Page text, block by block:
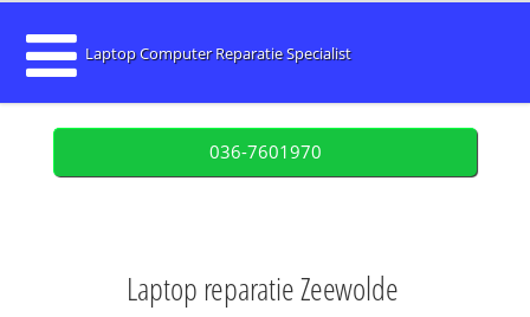
Laptop Computer Reparatie Specialist
036-7601970
Laptop reparatie Zeewolde